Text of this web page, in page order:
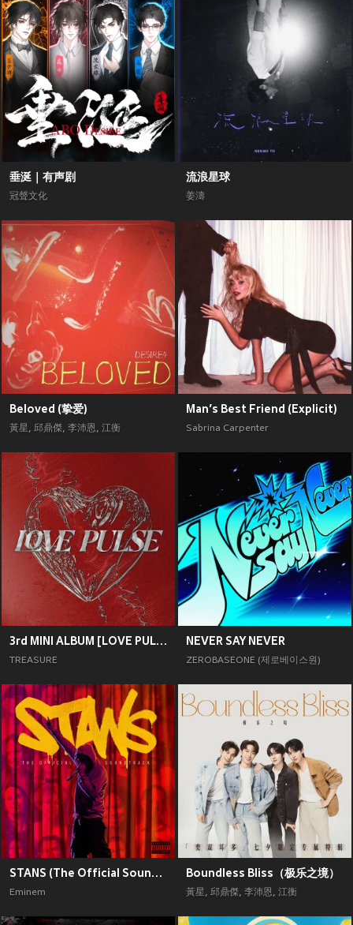
垂涎｜有声剧
冠聲文化
流浪星球
姜濤
Beloved (挚爱)
黃星, 邱鼎傑, 李沛恩, 江衡
Man’s Best Friend (Explicit)
Sabrina Carpenter
3rd MINI ALBUM [LOVE PULSE]
TREASURE
NEVER SAY NEVER
ZEROBASEONE (제로베이스원)
STANS (The Official Soundtrack) [Explicit]
Eminem
Boundless Bliss（极乐之境）
黃星, 邱鼎傑, 李沛恩, 江衡